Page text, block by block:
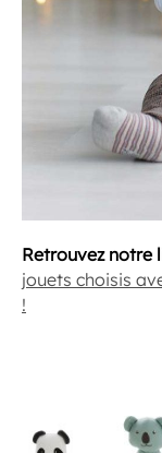
Retrouvez notre
jouets choisis
!